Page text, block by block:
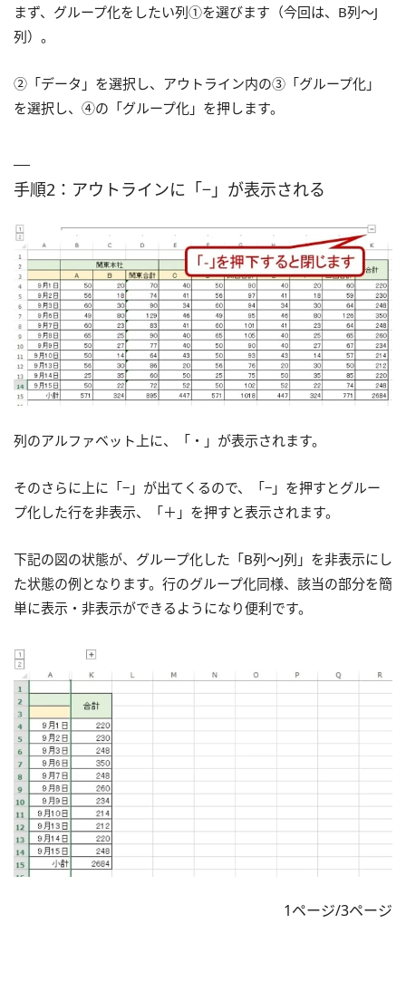
まず、グループ化をしたい列①を選びます（今回は、B列～J
列）。
②「データ」を選択し、アウトライン内の③「グループ化」
を選択し、④の「グループ化」を押します。
手順2：アウトラインに「−」が表示される
列のアルファベット上に、「・」が表示されます。
そのさらに上に「−」が出てくるので、「−」を押すとグルー
プ化した行を非表示、「＋」を押すと表示されます。
下記の図の状態が、グループ化した「B列～J列」を非表示にし
た状態の例となります。行のグループ化同様、該当の部分を簡
単に表示・非表示ができるようになり便利です。
1ページ/3ページ